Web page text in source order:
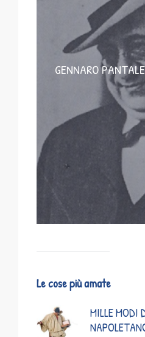
GENNARO
Le cose più amate
MILLE MODI